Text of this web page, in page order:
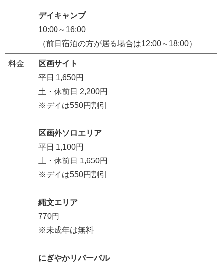
デイキャンプ
10:00～16:00
（前日宿泊の方が居る場合は12:00～18:00）
料金
区画サイト
平日 1,650円
土・休前日 2,200円
※デイは550円割引
区画外ソロエリア
平日 1,100円
土・休前日 1,650円
※デイは550円割引
縄文エリア
770円
※未成年は無料
にぎやかリバーバル